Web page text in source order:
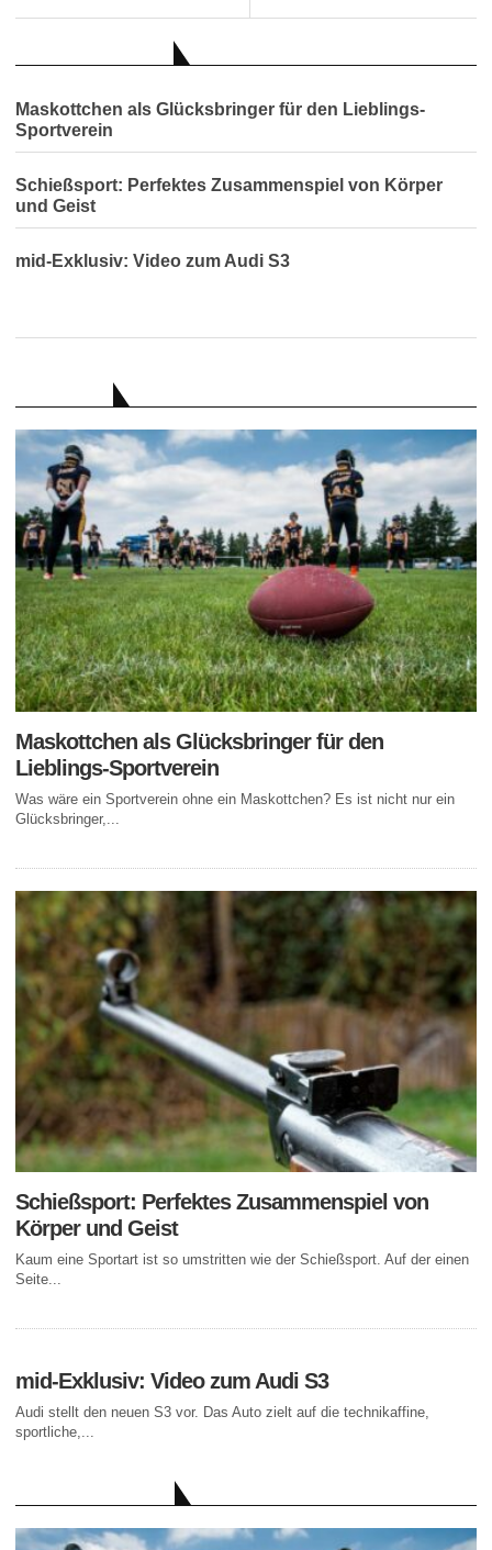
Maskottchen als Glücksbringer für den Lieblings-
Sportverein
Schießsport: Perfektes Zusammenspiel von Körper
und Geist
mid-Exklusiv: Video zum Audi S3
Maskottchen als Glücksbringer für den
Lieblings-Sportverein
Was wäre ein Sportverein ohne ein Maskottchen? Es ist nicht nur ein
Glücksbringer,...
Schießsport: Perfektes Zusammenspiel von
Körper und Geist
Kaum eine Sportart ist so umstritten wie der Schießsport. Auf der einen
Seite...
mid-Exklusiv: Video zum Audi S3
Audi stellt den neuen S3 vor. Das Auto zielt auf die technikaffine,
sportliche,...